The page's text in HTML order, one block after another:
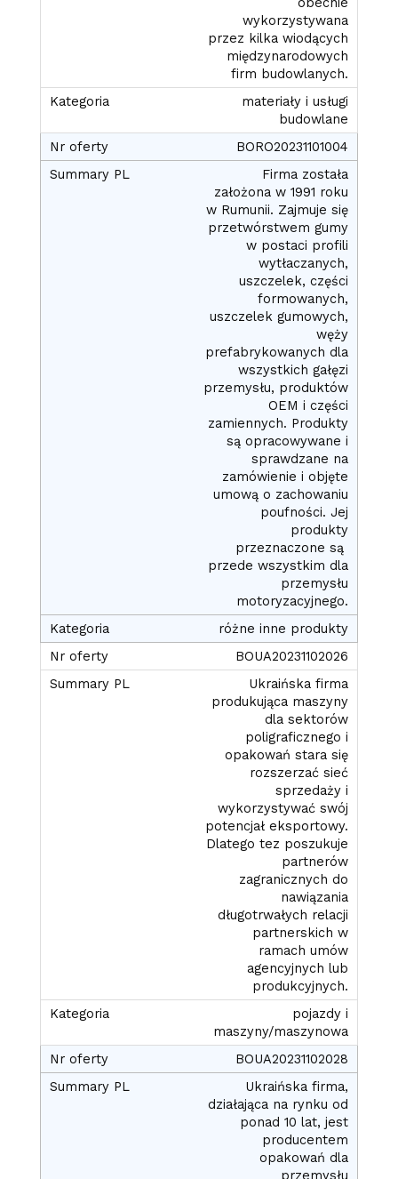
wykorzystywana
przez kilka wiodących
międzynarodowych
firm budowlanych.
materiały i usługi
budowlane
BORO20231101004
Firma została
założona w 1991 roku
w Rumunii. Zajmuje się
przetwórstwem gumy
w postaci profili
wytłaczanych,
uszczelek, części
formowanych,
uszczelek gumowych,
węży
prefabrykowanych dla
wszystkich gałęzi
przemysłu, produktów
OEM i części
zamiennych. Produkty
są opracowywane i
sprawdzane na
zamówienie i objęte
umową o zachowaniu
poufności. Jej
produkty
przeznaczone są
przede wszystkim dla
przemysłu
motoryzacyjnego.
różne inne produkty
BOUA20231102026
Ukraińska firma
produkująca maszyny
dla sektorów
poligraficznego i
opakowań stara się
rozszerzać sieć
sprzedaży i
wykorzystywać swój
potencjał eksportowy.
Dlatego tez poszukuje
partnerów
zagranicznych do
nawiązania
długotrwałych relacji
partnerskich w
ramach umów
agencyjnych lub
produkcyjnych.
pojazdy i
maszyny/maszynowa
BOUA20231102028
Ukraińska firma,
działająca na rynku od
ponad 10 lat, jest
producentem
opakowań dla
przemysłu